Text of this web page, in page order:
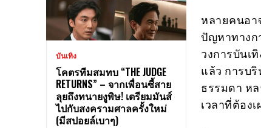
บันเทิง
โคตรทีมสมทบ “THE JUDGE
RETURNS” – จากเพื่อนซี้สาย
ลุยถึงทนายงูพิษ! เตรียมมันส์
ไปกับสงครามศาลครั้งใหม่
(มีสปอยล์เบาๆ)
หลายคนอา
ปัญหาทางก
วงการบันเ
แล้ว การบ
ธรรมดา ห
เวลาที่ต้อง